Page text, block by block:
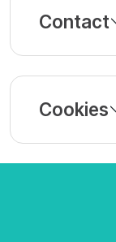
Contact
Cookies